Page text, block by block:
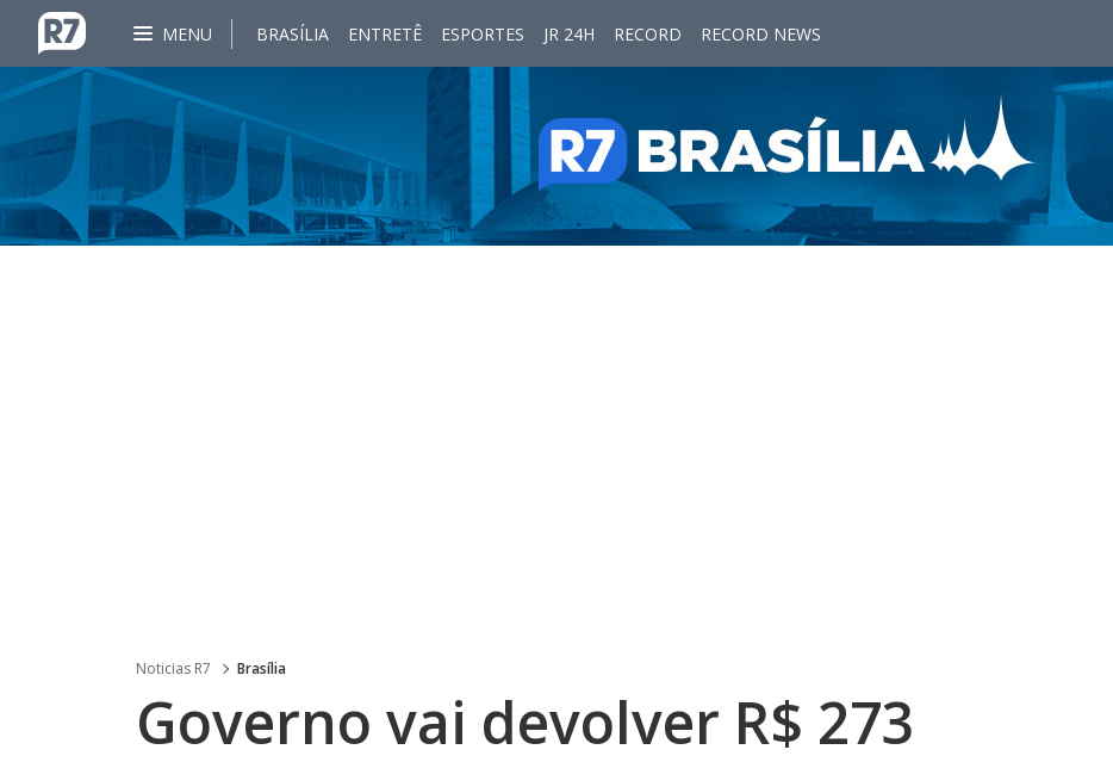
MENU BRASÍLIA ENTRETÊ ESPORTES JR 24H RECORD RECORD NEWS
Noticias R7 Brasília
Governo vai devolver R$ 273